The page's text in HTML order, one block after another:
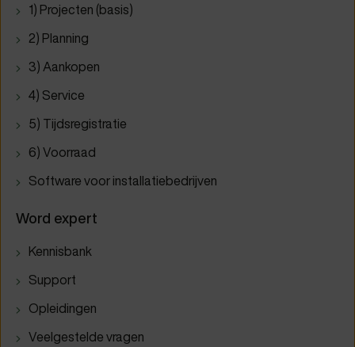
1) Projecten (basis)
2) Planning
3) Aankopen
4) Service
5) Tijdsregistratie
6) Voorraad
Software voor installatiebedrijven
Word expert
Kennisbank
Support
Opleidingen
Veelgestelde vragen